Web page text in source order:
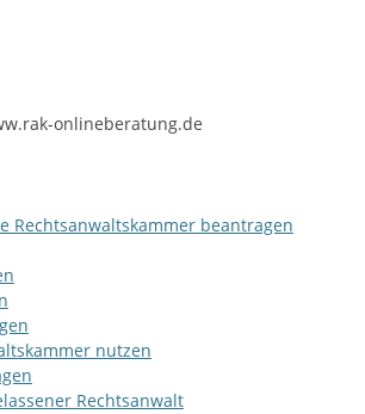
onlineberatung.de
Rechtsanwaltskammer beantragen
nutzen
Rechtsanwalt